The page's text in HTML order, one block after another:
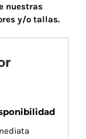
nuestras
y/o tallas.